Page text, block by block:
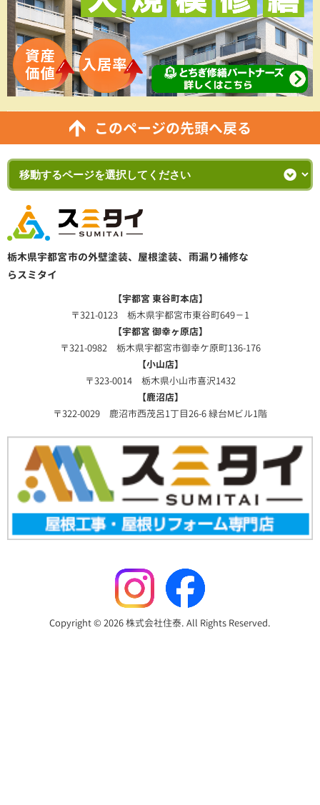
このページの先頭へ戻る
栃木県宇都宮市の外壁塗装、屋根塗装、雨漏り補修な
らスミタイ
【宇都宮 東谷町本店】
〒321-0123 栃木県宇都宮市東谷町649－1
【宇都宮 御幸ヶ原店】
〒321-0982 栃木県宇都宮市御幸ケ原町136-176
【小山店】
〒323-0014 栃木県小山市喜沢1432
【鹿沼店】
〒322-0029 鹿沼市西茂呂1丁目26-6 緑台Mビル1階
Copyright © 2026 株式会社住泰. All Rights Reserved.